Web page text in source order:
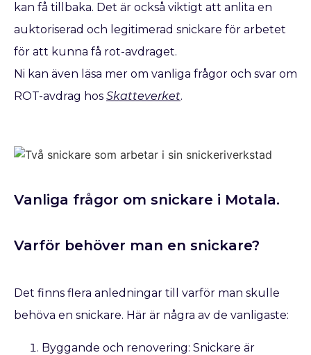
kan få tillbaka. Det är också viktigt att anlita en
auktoriserad och legitimerad snickare för arbetet
för att kunna få rot-avdraget.
Ni kan även läsa mer om vanliga frågor och svar om
ROT-avdrag hos Skatteverket.
Vanliga frågor om snickare i Motala.
Varför behöver man en snickare?
Det finns flera anledningar till varför man skulle
behöva en snickare. Här är några av de vanligaste:
Byggande och renovering: Snickare är